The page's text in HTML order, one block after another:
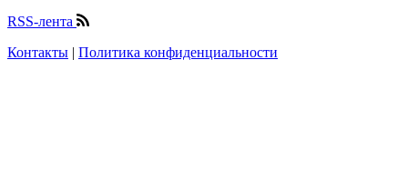
RSS-лента
Контакты | Политика конфиденциальности